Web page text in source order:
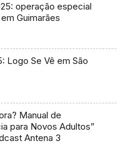
operação especial
Guimarães
Logo Se Vê em São
Manual de
para Novos Adultos”
Antena 3